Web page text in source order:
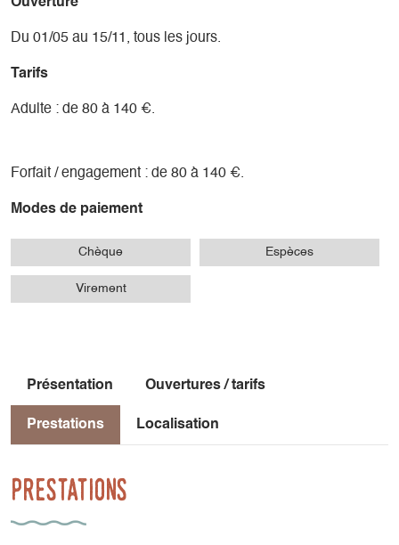
Ouverture
Du 01/05 au 15/11, tous les jours.
Tarifs
Adulte : de 80 à 140 €.
Forfait / engagement : de 80 à 140 €.
Modes de paiement
Chèque Espèces
Virement
Présentation Ouvertures / tarifs
Prestations Localisation
Prestations